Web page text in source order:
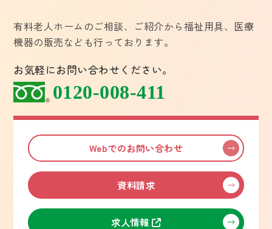
有料老人ホームのご相談、ご紹介から福祉用具、医療
機器の販売なども行っております。
お気軽にお問い合わせください。
0120-008-411
Webでのお問い合わせ
資料請求
求人情報